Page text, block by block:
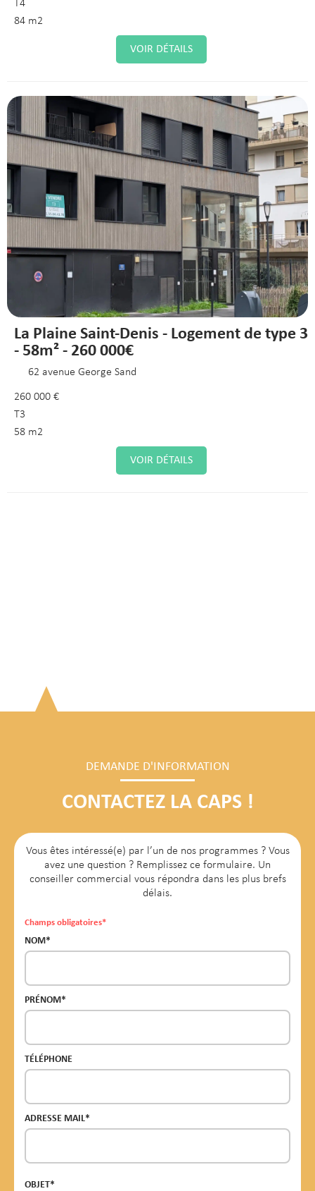
T4
84 m2
VOIR DÉTAILS
La Plaine Saint-Denis - Logement de type 3
- 58m² - 260 000€
62 avenue George Sand
260 000 €
T3
58 m2
VOIR DÉTAILS
DEMANDE D'INFORMATION
CONTACTEZ LA CAPS !
Vous êtes intéressé(e) par l’un de nos programmes ? Vous
avez une question ? Remplissez ce formulaire. Un
conseiller commercial vous répondra dans les plus brefs
délais.
Champs obligatoires*
NOM*
PRÉNOM*
TÉLÉPHONE
ADRESSE MAIL*
OBJET*